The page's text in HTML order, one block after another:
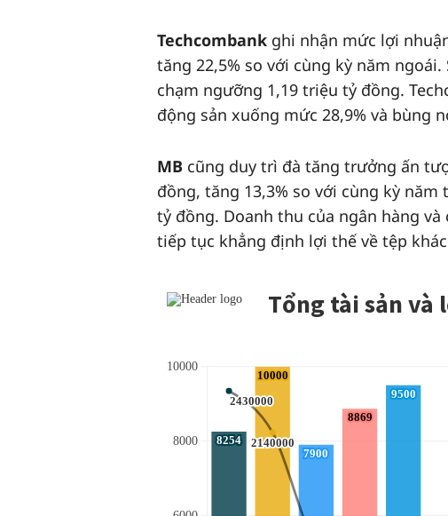
Techcombank ghi nhận mức lợi
tăng 22,5% so với cùng kỳ năm
chạm ngưỡng 1,19 triệu tỷ đồng.
động sản xuống mức 28,9% và bùng
MB cũng duy trì đà tăng trưởng ấn
đồng, tăng 13,3% so với cùng kỳ
tỷ đồng. Doanh thu của ngân hàng
tiếp tục khẳng định lợi thế về tệp